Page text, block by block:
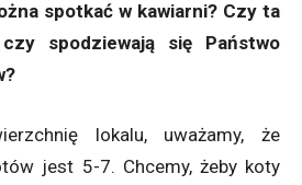
spotkać w kawiarni? Czy ta
spodziewają się Państwo
lokalu, uważamy, że
jest 5-7. Chcemy, żeby koty